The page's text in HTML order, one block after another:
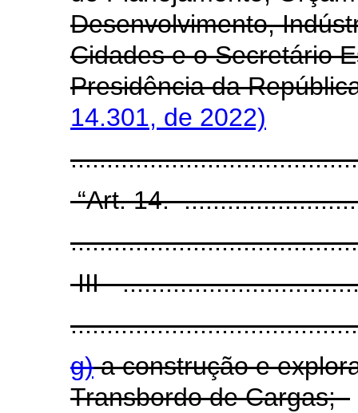
Desenvolvimento,
Cidades e o Secretário
Presidência da
14.301, de 2022)
“Art. 14.
III -
g)a construção e
Transbordo de Cargas;